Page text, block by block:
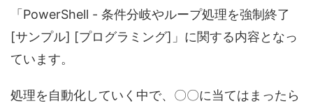
「PowerShell - 条件分岐やループ処理を強制終了
[サンプル] [プログラミング]」に関する内容となっ
ています。
処理を自動化していく中で、〇〇に当てはまったら